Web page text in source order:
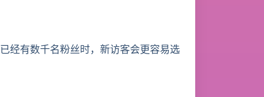
已经有数千名粉丝时，新访客会更容易选